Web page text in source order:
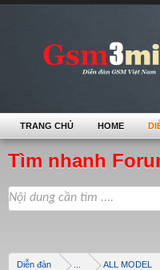
Tìm nhanh
Diễn đàn ALL MODEL
TRANG CHỦ HOME